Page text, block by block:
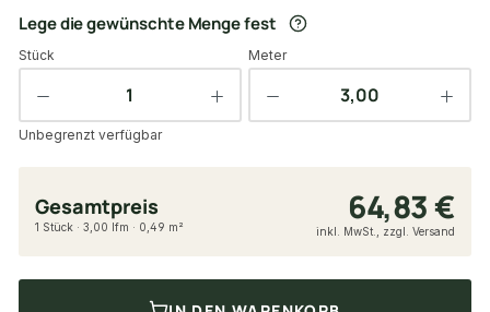
Lege die gewünschte Menge fest
Stück Meter
Unbegrenzt verfügbar
Gesamtpreis 64,83 €
1 Stück · 3,00 lfm · 0,49 m² inkl. MwSt., zzgl. Versand